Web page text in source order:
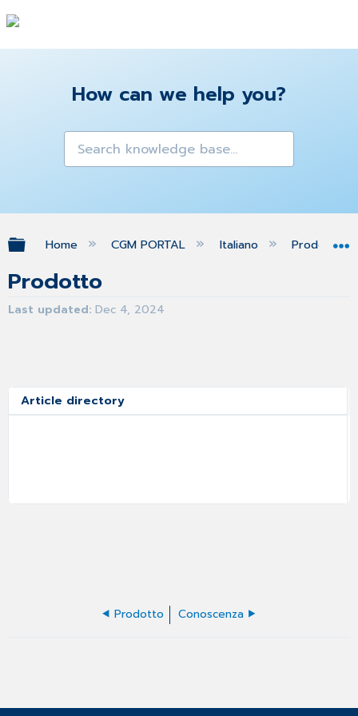
How can we help you?
Expand/collapse global hierarchy
Home CGM PORTAL Italiano Prodotto
Prodotto
Last updated Dec 4, 2024
Article directory
Prodotto Conoscenza